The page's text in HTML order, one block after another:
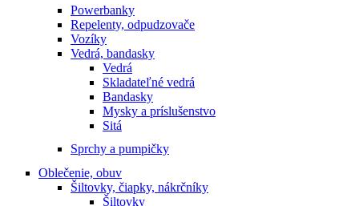
Powerbanky
Repelenty, odpudzovače
Vozíky
Vedrá, bandasky
Vedrá
Skladateľné vedrá
Bandasky
Mysky a príslušenstvo
Sitá
Sprchy a pumpičky
Oblečenie, obuv
Šiltovky, čiapky, nákrčníky
Šiltovky